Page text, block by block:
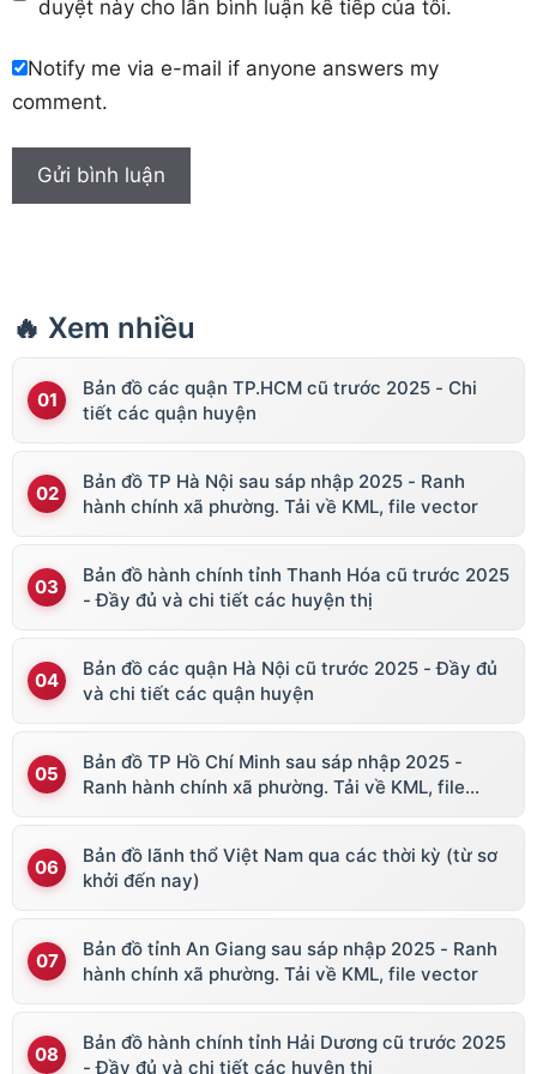
duyệt này cho lần bình luận kế tiếp của tôi.
Notify me via e-mail if anyone answers my
comment.
🔥 Xem nhiều
Bản đồ các quận TP.HCM cũ trước 2025 - Chi
tiết các quận huyện
Bản đồ TP Hà Nội sau sáp nhập 2025 - Ranh
hành chính xã phường. Tải về KML, file vector
Bản đồ hành chính tỉnh Thanh Hóa cũ trước 2025
- Đầy đủ và chi tiết các huyện thị
Bản đồ các quận Hà Nội cũ trước 2025 - Đầy đủ
và chi tiết các quận huyện
Bản đồ TP Hồ Chí Minh sau sáp nhập 2025 -
Ranh hành chính xã phường. Tải về KML, file
Bản đồ lãnh thổ Việt Nam qua các thời kỳ (từ sơ
khởi đến nay)
Bản đồ tỉnh An Giang sau sáp nhập 2025 - Ranh
hành chính xã phường. Tải về KML, file vector
Bản đồ hành chính tỉnh Hải Dương cũ trước 2025
- Đầy đủ và chi tiết các huyện thị